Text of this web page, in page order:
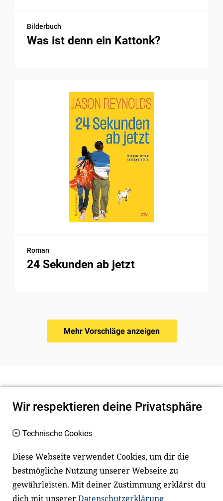
Bilderbuch
Was ist denn ein Kattonk?
Roman
24 Sekunden ab jetzt
Mehr Vorschläge anzeigen
Newsletter
Wir respektieren deine Privatsphäre
Technische Cookies
Diese Webseite verwendet Cookies, um dir die
bestmögliche Nutzung unserer Webseite zu
gewährleisten. Mit deiner Zustimmung erklärst du
dich mit unsererDatenschutzerklärung